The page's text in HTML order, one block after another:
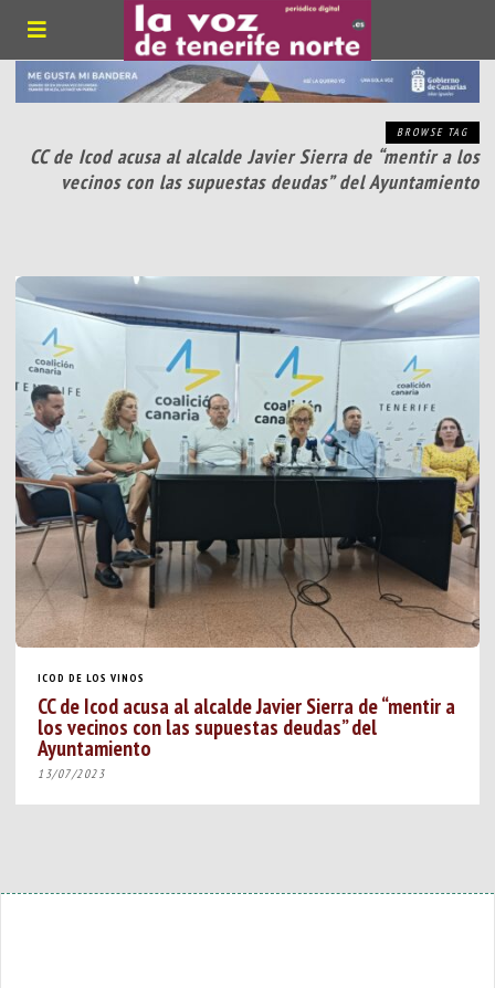
BROWSE TAG
CC de Icod acusa al alcalde Javier Sierra de “mentir a los
vecinos con las supuestas deudas” del Ayuntamiento
ICOD DE LOS VINOS
CC de Icod acusa al alcalde Javier Sierra de “mentir a
los vecinos con las supuestas deudas” del
Ayuntamiento
13/07/2023